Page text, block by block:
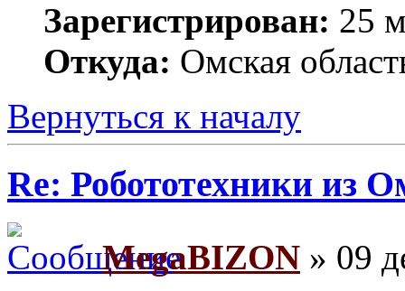
Зарегистрирован: 25
Откуда: Омская
Вернуться к началу
Re: Робототехники из
MegaBIZON » 09